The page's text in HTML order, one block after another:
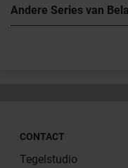
Andere Series van
CONTACT
Tegelstudio